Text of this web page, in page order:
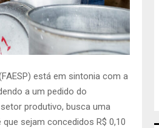
está em sintonia com a
a um pedido do
produtivo, busca uma
sejam concedidos R$ 0,10